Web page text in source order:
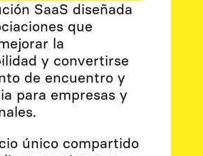
SaaS diseñada
que
la
y convertirse
de encuentro y
para empresas y
único compartido